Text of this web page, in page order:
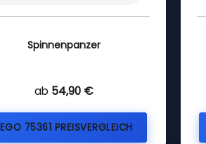
Spinnenpanzer
ab 54,90 €
75361 PREISVERGLEICH